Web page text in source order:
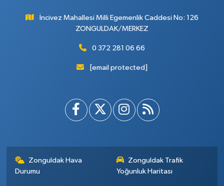
İncivez Mahallesi Milli Egemenlik Caddesi No: 126
ZONGULDAK/MERKEZ
0 372 281 06 66
[email protected]
Zonguldak Hava
Durumu
Zonguldak Trafik
Yoğunluk Haritası